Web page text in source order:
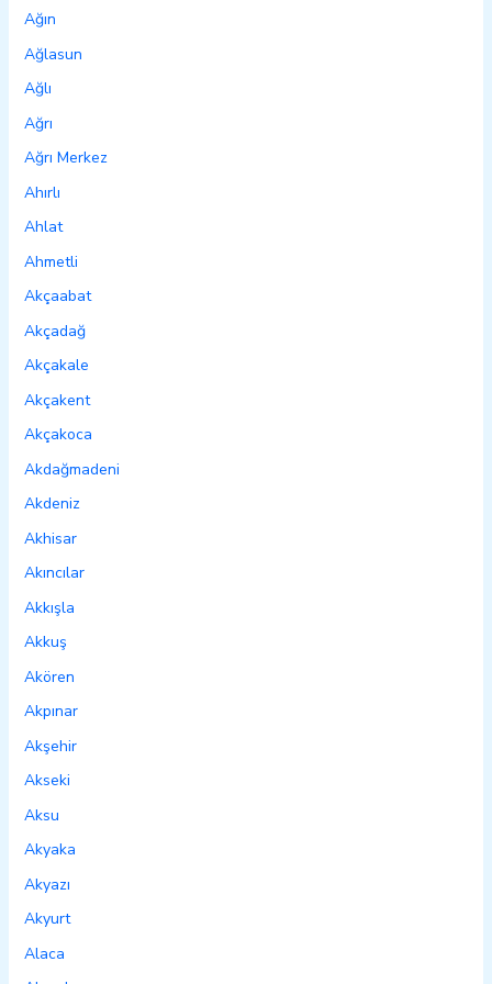
Ağın
Ağlasun
Ağlı
Ağrı
Ağrı Merkez
Ahırlı
Ahlat
Ahmetli
Akçaabat
Akçadağ
Akçakale
Akçakent
Akçakoca
Akdağmadeni
Akdeniz
Akhisar
Akıncılar
Akkışla
Akkuş
Akören
Akpınar
Akşehir
Akseki
Aksu
Akyaka
Akyazı
Akyurt
Alaca